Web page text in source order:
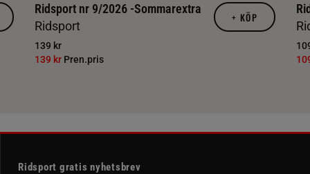
Ridsport nr 9/2026 -Sommarextra
Ridsport
139 kr
139 kr Pren.pris
+ KÖP
Ridsport gratis nyhetsbrev